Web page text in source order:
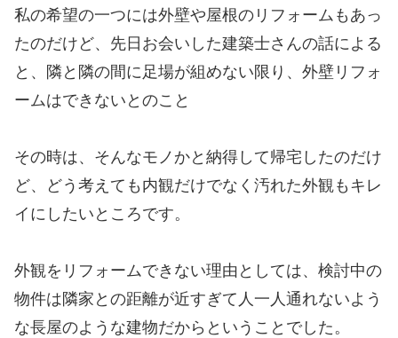
私の希望の一つには外壁や屋根のリフォームもあっ
たのだけど、先日お会いした建築士さんの話による
と、隣と隣の間に足場が組めない限り、外壁リフォ
ームはできないとのこと
その時は、そんなモノかと納得して帰宅したのだけ
ど、どう考えても内観だけでなく汚れた外観もキレ
イにしたいところです。
外観をリフォームできない理由としては、検討中の
物件は隣家との距離が近すぎて人一人通れないよう
な長屋のような建物だからということでした。